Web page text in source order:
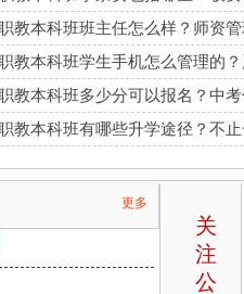
教本科班班主任怎么样？师资
教本科班学生手机怎么管理的
教本科班多少分可以报名？中
教本科班有哪些升学途径？不
更多
关
注
公